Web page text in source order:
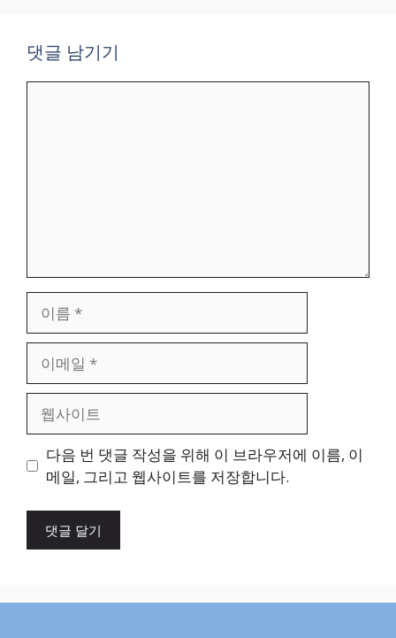
댓글 남기기
일
트
다음 번 댓글 작성을 위해 이 브라우저에 이름, 이
메일, 그리고 웹사이트를 저장합니다.